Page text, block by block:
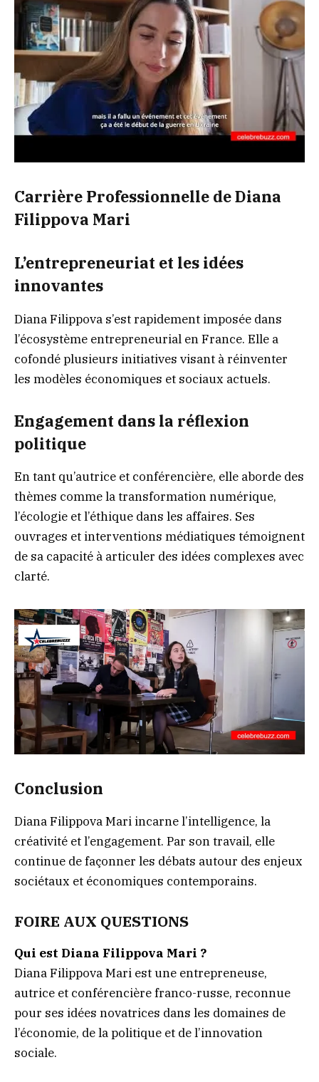
Carrière Professionnelle de Diana
Filippova Mari
L’entrepreneuriat et les idées
innovantes
Diana Filippova s’est rapidement imposée dans
l’écosystème entrepreneurial en France. Elle a
cofondé plusieurs initiatives visant à réinventer
les modèles économiques et sociaux actuels.
Engagement dans la réflexion
politique
En tant qu’autrice et conférencière, elle aborde des
thèmes comme la transformation numérique,
l’écologie et l’éthique dans les affaires. Ses
ouvrages et interventions médiatiques témoignent
de sa capacité à articuler des idées complexes avec
clarté.
Conclusion
Diana Filippova Mari incarne l’intelligence, la
créativité et l’engagement. Par son travail, elle
continue de façonner les débats autour des enjeux
sociétaux et économiques contemporains.
FOIRE AUX QUESTIONS
Qui est Diana Filippova Mari ?
Diana Filippova Mari est une entrepreneuse,
autrice et conférencière franco-russe, reconnue
pour ses idées novatrices dans les domaines de
l’économie, de la politique et de l’innovation
sociale.